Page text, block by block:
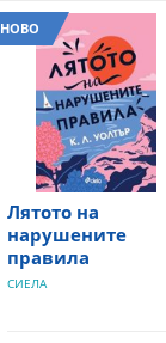
НОВО
Лятото на
нарушените
правила
СИЕЛА